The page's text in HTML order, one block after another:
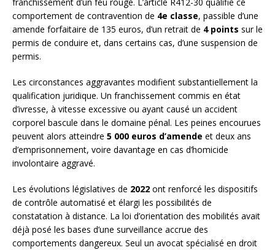
comportement de contravention de 4e classe, passible d’une
amende forfaitaire de 135 euros, d’un retrait de 4 points sur le
permis de conduire et, dans certains cas, d’une suspension de
permis.
Les circonstances aggravantes modifient substantiellement la
qualification juridique. Un franchissement commis en état
d’ivresse, à vitesse excessive ou ayant causé un accident
corporel bascule dans le domaine pénal. Les peines encourues
peuvent alors atteindre 5 000 euros d’amende et deux ans
d’emprisonnement, voire davantage en cas d’homicide
involontaire aggravé.
Les évolutions législatives de 2022 ont renforcé les dispositifs
de contrôle automatisé et élargi les possibilités de
constatation à distance. La loi d’orientation des mobilités avait
déjà posé les bases d’une surveillance accrue des
comportements dangereux. Seul un avocat spécialisé en droit